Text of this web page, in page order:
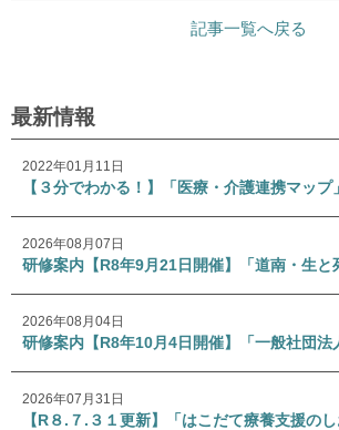
記事一覧へ戻る
最新情報
2022年01月11日
【３分でわかる！】「医療・介護連携マッ
2026年08月07日
2026年08月04日
2026年07月31日
【R８.７.３１更新】「はこだて療養支援の